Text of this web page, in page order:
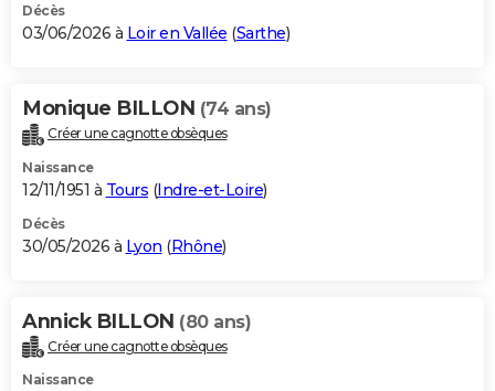
Décès
03/06/2026 à Loir en Vallée (Sarthe)
Monique BILLON (74 ans)
Créer une cagnotte obsèques
Naissance
12/11/1951 à Tours (Indre-et-Loire)
Décès
30/05/2026 à Lyon (Rhône)
Annick BILLON (80 ans)
Créer une cagnotte obsèques
Naissance